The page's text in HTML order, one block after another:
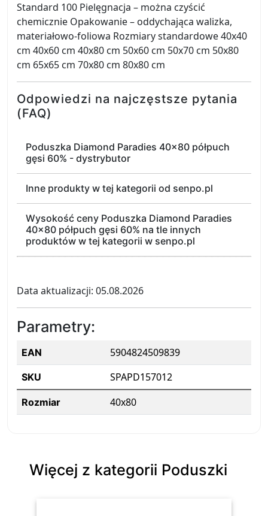
Standard 100 Pielęgnacja – można czyścić
chemicznie Opakowanie – oddychająca walizka,
materiałowo-foliowa Rozmiary standardowe 40x40
cm 40x60 cm 40x80 cm 50x60 cm 50x70 cm 50x80
cm 65x65 cm 70x80 cm 80x80 cm
Odpowiedzi na najczęstsze pytania
(FAQ)
Poduszka Diamond Paradies 40x80 półpuch
gęsi 60% - dystrybutor
Inne produkty w tej kategorii od senpo.pl
Wysokość ceny Poduszka Diamond Paradies
40x80 półpuch gęsi 60% na tle innych
produktów w tej kategorii w senpo.pl
Data aktualizacji: 05.08.2026
Parametry:
EAN 5904824509839
SKU SPAPD157012
Rozmiar 40x80
Więcej z kategorii Poduszki